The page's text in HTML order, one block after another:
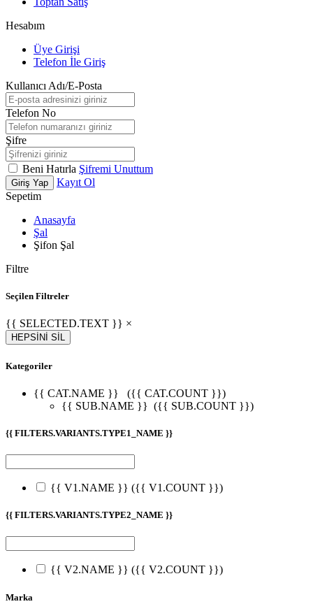
Hesabım
Üye Girişi
Telefon İle Giriş
Kullanıcı Adı/E-Posta
Telefon No
Şifre
Beni Hatırla Şifremi Unuttum
Giriş Yap
Kayıt Ol
Sepetim
Anasayfa
Şal
Şifon Şal
Filtre
Seçilen Filtreler
{{ SELECTED.TEXT }} ×
HEPSİNİ SİL
Kategoriler
{{ CAT.NAME }}
({{ CAT.COUNT }})
{{ SUB.NAME }} ({{ SUB.COUNT }})
{{ FILTERS.VARIANTS.TYPE1_NAME }}
{{ V1.NAME }} ({{ V1.COUNT }})
{{ FILTERS.VARIANTS.TYPE2_NAME }}
{{ V2.NAME }} ({{ V2.COUNT }})
Marka